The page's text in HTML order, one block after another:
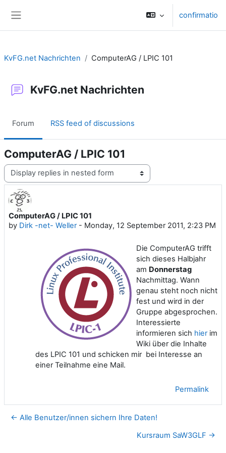
confirmatio
KvFG.net Nachrichten ComputerAG / LPIC 101
KvFG.net Nachrichten
Forum RSS feed of discussions
ComputerAG / LPIC 101
Display mode
ComputerAG / LPIC 101
by Dirk -net- Weller- Monday, 12 September 2011, 2:23 PM
Number of replies: 0
Die ComputerAG trifft
sich dieses Halbjahr
am Donnerstag
Nachmittag. Wann
genau steht noch nicht
fest und wird in der
Gruppe abgesprochen.
Interessierte
informieren sich hierim
Wiki über die Inhalte
des LPIC 101 und schicken mir bei Interesse an
einer Teilnahme eine Mail.
Permalink
← Alle Benutzer/innen sichern Ihre Daten!
Kursraum SaW3GLF →